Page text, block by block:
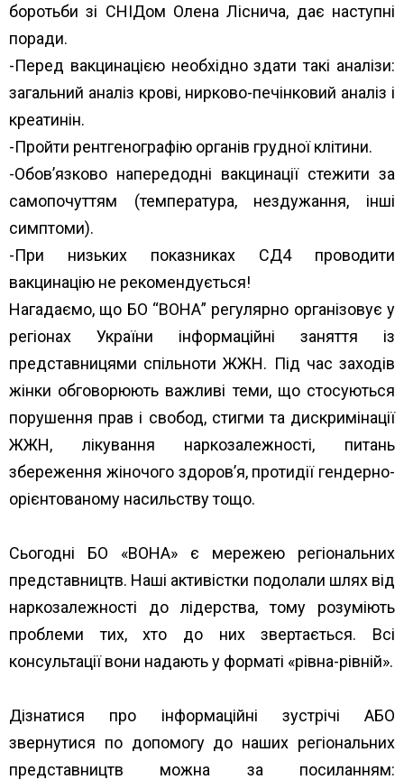
боротьби зі СНІДом Олена Ліснича, дає наступні
поради.
-Перед вакцинацією необхідно здати такі аналізи:
загальний аналіз крові, нирково-печінковий аналіз і
креатинін.
-Пройти рентгенографію органів грудної клітини.
-Обов’язково напередодні вакцинації стежити за
самопочуттям (температура, нездужання, інші
симптоми).
-При низьких показниках СД4 проводити
вакцинацію не рекомендується!
Нагадаємо, що БО “ВОНА” регулярно організовує у
регіонах України інформаційні заняття із
представницями спільноти ЖЖН. Під час заходів
жінки обговорюють важливі теми, що стосуються
порушення прав і свобод, стигми та дискримінації
ЖЖН, лікування наркозалежності, питань
збереження жіночого здоров’я, протидії гендерно-
орієнтованому насильству тощо.
Сьогодні БО «ВОНА» є мережею регіональних
представництв. Наші активістки подолали шлях від
наркозалежності до лідерства, тому розуміють
проблеми тих, хто до них звертається. Всі
консультації вони надають у форматі «рівна-рівній».
Дізнатися про інформаційні зустрічі АБО
звернутися по допомогу до наших регіональних
представництв можна за посиланням: